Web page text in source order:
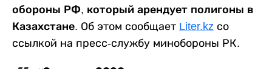
обороны РФ, который арендует полигоны в
Казахстане. Об этом сообщает Liter.kz со
ссылкой на пресс-службу минобороны РК.